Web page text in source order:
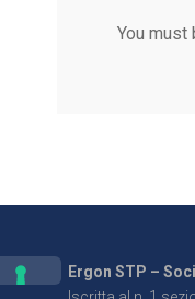
You must
Ergon STP –